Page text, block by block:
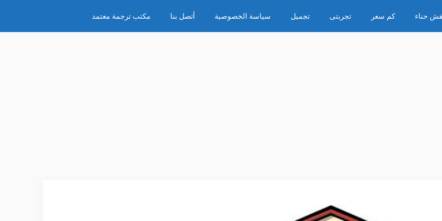
حناء كم سعر تجربتى تجميل سياسة الخصوصية أتصل بنا مكتب ترجمة معتمد